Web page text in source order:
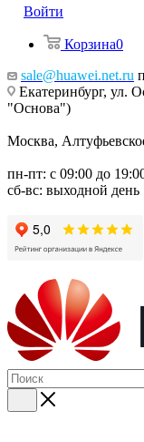
Войти
Корзина0
sale@huawei.net.ru
Екатеринбург, ул.
"Основа")
Москва,
пн-пт: с 09:00 до
сб-вс: выходной день